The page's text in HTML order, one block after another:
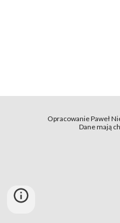
Opracowanie Paweł
Dane mają